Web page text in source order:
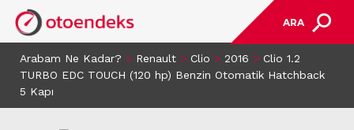
ARA
Arabam Ne Kadar? > Renault > Clio > 2016 > Clio 1.2
TURBO EDC TOUCH (120 hp) Benzin Otomatik Hatchback
5 Kapı